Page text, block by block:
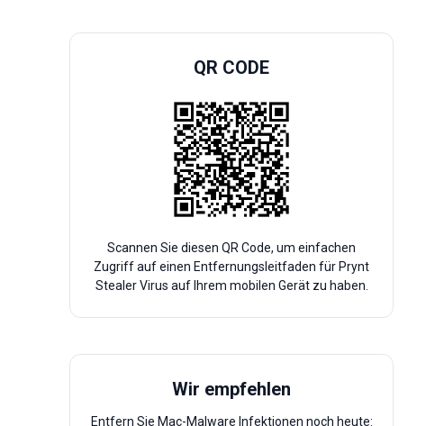
QR CODE
Scannen Sie diesen QR Code, um einfachen
Zugriff auf einen Entfernungsleitfaden für Prynt
Stealer Virus auf Ihrem mobilen Gerät zu haben.
Wir empfehlen
Entfern Sie Mac-Malware Infektionen noch heute: